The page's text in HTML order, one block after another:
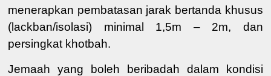
menerapkan pembatasan jarak bertanda khusus
(lackban/isolasi) minimal 1,5m – 2m, dan
persingkat khotbah.
Jemaah yang boleh beribadah dalam kondisi